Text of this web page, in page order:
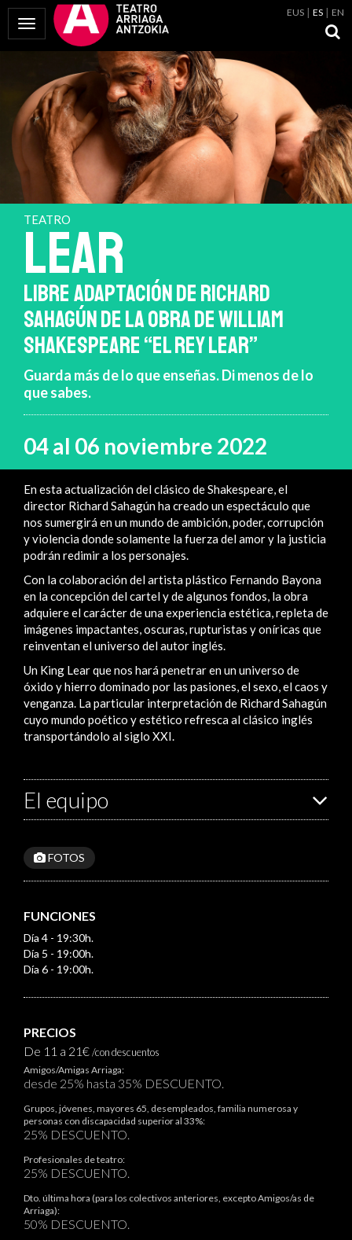
Mostrar Menú
EUS ES EN
TEATRO
LEAR
LIBRE ADAPTACIÓN DE RICHARD
SAHAGÚN DE LA OBRA DE WILLIAM
SHAKESPEARE “EL REY LEAR”
Guarda más de lo que enseñas. Di menos de lo
que sabes.
04 al 06 noviembre 2022
En esta actualización del clásico de Shakespeare, el
director Richard Sahagún ha creado un espectáculo que
nos sumergirá en un mundo de ambición, poder, corrupción
y violencia donde solamente la fuerza del amor y la justicia
podrán redimir a los personajes.
Con la colaboración del artista plástico Fernando Bayona
en la concepción del cartel y de algunos fondos, la obra
adquiere el carácter de una experiencia estética, repleta de
imágenes impactantes, oscuras, rupturistas y oníricas que
reinventan el universo del autor inglés.
Un King Lear que nos hará penetrar en un universo de
óxido y hierro dominado por las pasiones, el sexo, el caos y
venganza. La particular interpretación de Richard Sahagún
cuyo mundo poético y estético refresca al clásico inglés
transportándolo al siglo XXI.
El equipo
FOTOS
FUNCIONES
Día 4 - 19:30h.
Día 5 - 19:00h.
Día 6 - 19:00h.
PRECIOS
De 11 a 21€/con descuentos
Amigos/Amigas Arriaga:
desde 25% hasta 35% DESCUENTO.
Grupos, jóvenes, mayores 65, desempleados, familia numerosa y
personas con discapacidad superior al 33%:
25% DESCUENTO.
Profesionales de teatro:
25% DESCUENTO.
Dto. última hora (para los colectivos anteriores, excepto Amigos/as de
Arriaga):
50% DESCUENTO.